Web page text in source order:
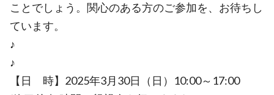
ことでしょう。関心のある方のご参加を、お待ちし
ています。
♪
♪
【日 時】2025年3月30日（日）10:00～17:00